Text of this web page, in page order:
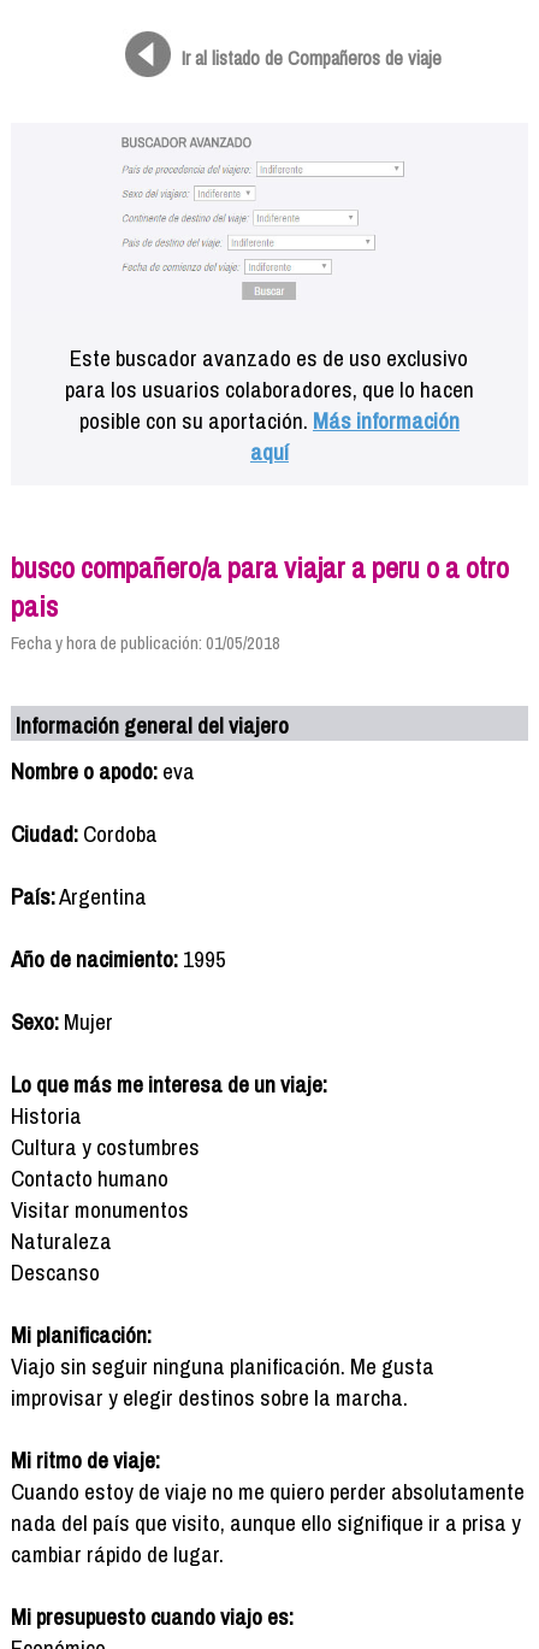
Ir al listado de Compañeros de viaje
Este buscador avanzado es de uso exclusivo
para los usuarios colaboradores, que lo hacen
posible con su aportación. Más información
aquí
busco compañero/a para viajar a peru o a otro
pais
Fecha y hora de publicación: 01/05/2018
Información general del viajero
Nombre o apodo:eva
Ciudad:Cordoba
País:Argentina
Año de nacimiento:1995
Sexo:Mujer
Lo que más me interesa de un viaje:
Historia
Cultura y costumbres
Contacto humano
Visitar monumentos
Naturaleza
Descanso
Mi planificación:
Viajo sin seguir ninguna planificación. Me gusta
improvisar y elegir destinos sobre la marcha.
Mi ritmo de viaje:
Cuando estoy de viaje no me quiero perder absolutamente
nada del país que visito, aunque ello signifique ir a prisa y
cambiar rápido de lugar.
Mi presupuesto cuando viajo es: